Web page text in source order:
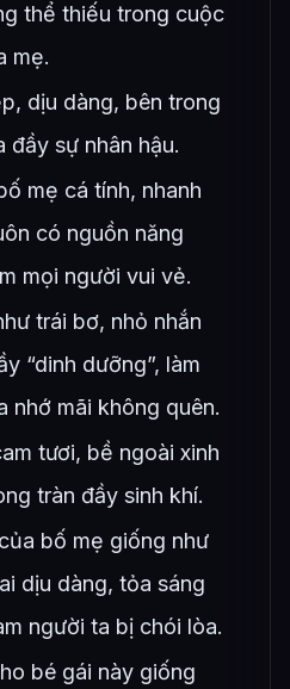
thể thiếu trong cuộc
mẹ.
dịu dàng, bên trong
đầy sự nhân hậu.
mẹ cá tính, nhanh
có nguồn năng
mọi người vui vẻ.
trái bơ, nhỏ nhắn
“dinh dưỡng”, làm
nhớ mãi không quên.
tươi, bề ngoài xinh
tràn đầy sinh khí.
bố mẹ giống như
dịu dàng, tỏa sáng
người ta bị chói lòa.
bé gái này giống